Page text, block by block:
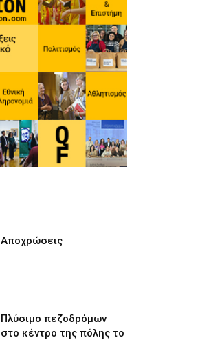
Αποχρώσεις
Πλύσιμο πεζοδρόμων
στο κέντρο της πόλης το